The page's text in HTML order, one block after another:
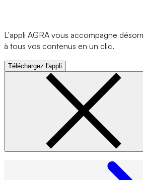
L'appli AGRA vous accompagne
à tous vos contenus en un clic.
Téléchargez l'appli